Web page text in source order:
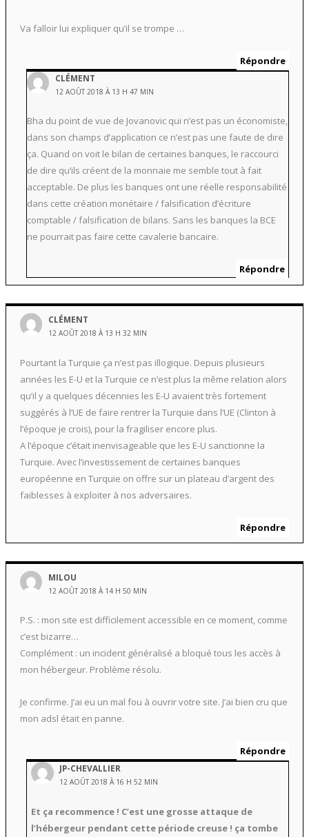
Va falloir lui expliquer qu’il se trompe …
Répondre
CLÉMENT
12 AOÛT 2018 À 13 H 47 MIN
Bha du point de vue de Jovanovic qui n’est pas un économiste,
dans son champs d’application ce n’est pas une faute de dire
ça. Quand on voit le bilan de certaines banques, le raccourci
de dire qu’ils créent de la monnaie me semble tout à fait
acceptable. De plus les banques ont une réelle responsabilité
dans cette création monétaire / falsification d’écriture
comptable / falsification de bilans. Sans les banques la BCE
ne pourrait pas faire cette cavalerie bancaire.
Répondre
CLÉMENT
12 AOÛT 2018 À 13 H 32 MIN
Pourtant la Turquie ça n’est pas illogique. Depuis plusieurs
années les E-U et la Turquie ce n’est plus la même relation alors
qu’il y a quelques décennies les E-U avaient très fortement
suggérés à l’UE de faire rentrer la Turquie dans l’UE (Clinton à
l’époque je crois), pour la fragiliser encore plus.
A l’époque c’était inenvisageable que les E-U sanctionne la
Turquie. Avec l’investissement de certaines banques
européenne en Turquie on offre sur un plateau d’argent des
faiblesses à exploiter à nos adversaires.
Répondre
MILOU
12 AOÛT 2018 À 14 H 50 MIN
P.S. : mon site est difficilement accessible en ce moment, comme
c’est bizarre…
Complément : un incident généralisé a bloqué tous les accès à
mon hébergeur. Problème résolu.
Je confirme. J’ai eu un mal fou à ouvrir votre site. J’ai bien cru que
mon adsl était en panne.
Répondre
JP-CHEVALLIER
12 AOÛT 2018 À 16 H 52 MIN
Et ça recommence ! C’est une grosse attaque de
l’hébergeur pendant cette période creuse ! ça tombe